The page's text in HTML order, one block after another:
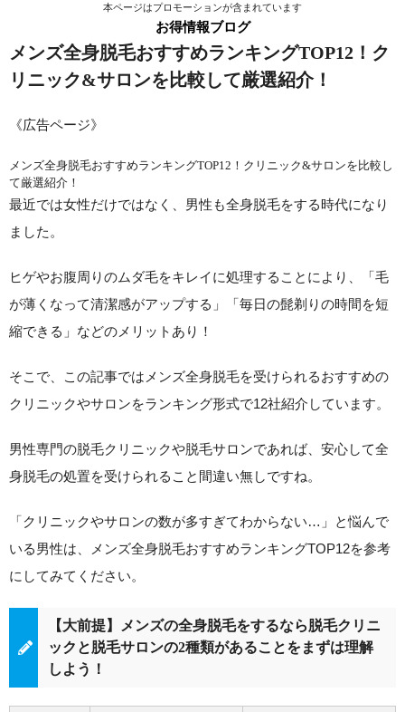
本ページはプロモーションが含まれています
お得情報ブログ
メンズ全身脱毛おすすめランキングTOP12！ク
リニック&サロンを比較して厳選紹介！
《広告ページ》
メンズ全身脱毛おすすめランキングTOP12！クリニック&サロンを比較し
て厳選紹介！
最近では女性だけではなく、男性も全身脱毛をする時代になり
ました。
ヒゲやお腹周りのムダ毛をキレイに処理することにより、
「毛
が薄くなって清潔感がアップする」「毎日の髭剃りの時間を短
縮できる」 などのメリットあり！
そこで、この記事ではメンズ全身脱毛を受けられるおすすめの
クリニックやサロンをランキング形式で12社紹介しています。
男性専門の脱毛クリニックや脱毛サロンであれば、安心して全
身脱毛の処置を受けられること間違い無しですね。
「クリニックやサロンの数が多すぎてわからない…」と悩んで
いる男性は、メンズ全身脱毛おすすめランキングTOP12を参考
にしてみてください。
【大前提】メンズの全身脱毛をするなら脱毛クリニ
ックと脱毛サロンの2種類があることをまずは理解
しよう！